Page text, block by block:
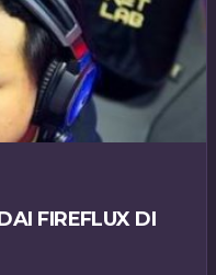
FIREFLUX DI